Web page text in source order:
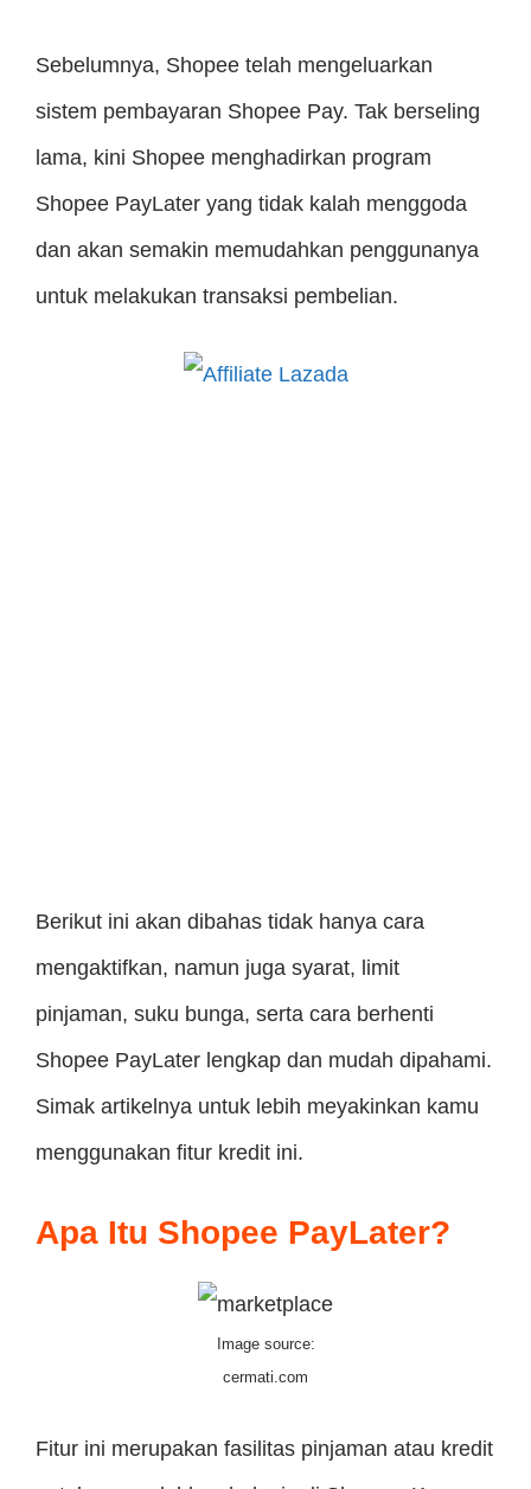
Sebelumnya, Shopee telah mengeluarkan
sistem pembayaran Shopee Pay. Tak berseling
lama, kini Shopee menghadirkan program
Shopee PayLater yang tidak kalah menggoda
dan akan semakin memudahkan penggunanya
untuk melakukan transaksi pembelian.
Berikut ini akan dibahas tidak hanya cara
mengaktifkan, namun juga syarat, limit
pinjaman, suku bunga, serta cara berhenti
Shopee PayLater lengkap dan mudah dipahami.
Simak artikelnya untuk lebih meyakinkan kamu
menggunakan fitur kredit ini.
Apa Itu Shopee PayLater?
Image source:
cermati.com
Fitur ini merupakan fasilitas pinjaman atau kredit